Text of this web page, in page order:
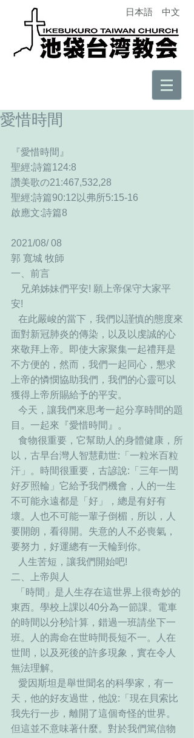
日本語 中文
愛惜時間
『愛惜時間』
聖經:詩篇124:8
讚美歌の21:467,532,28
聖經:詩篇90:12以弗所5:15-16
啟應文:詩篇8
2021/08/ 08
郭 寬城 牧師
一、前言
安!
面對新冠肺炎的傳染，以及以虔誠的心
來敬拜上帝。即使大家聚集一起禮拜是
不方便的，然而，我們一起同心，懇求
上帝的憐憫協助我們，我們的心靈可以
獲得上帝所賜給予的平安。
目。一起來『愛惜時間』。
以，古早台灣人智慧勸世:「一粒米百粒
汗」。時間很重要，古諺說:「三年一閏
好歹照輪」它給予我們機會，人的一生
不可能永遠都是「好」，總是有好有
壞。人也不可能一輩子倒楣，所以，人
要開朗，看得開。失意的人不必喪氣，
要努力，好運總有一天輪到你。
   人生苦短，讓我們開始吧!
二、上帝與人
東西。學校上課以40分為一節課。電車
的時間以分秒計算，錯過一班請坐下一
班。人的壽命在世時間長短不一。人在
世間，以及死後的許多現象，實在令人
無法理解。
天，他的好友過世，他說:「現在貝索比
我先行一步，離開了這個奇怪的世界。
但這並不意味著什麼。對於我們篤信物